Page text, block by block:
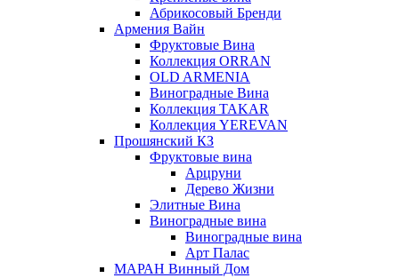
Абрикосовый Бренди
Армения Вайн
Фруктовые Вина
Коллекция ORRAN
OLD ARMENIA
Виноградные Вина
Коллекция TAKAR
Коллекция YEREVAN
Прошянский КЗ
Фруктовые вина
Арцруни
Дерево Жизни
Элитные Вина
Виноградные вина
Виноградные вина
Арт Палас
МАРАН Винный Дом